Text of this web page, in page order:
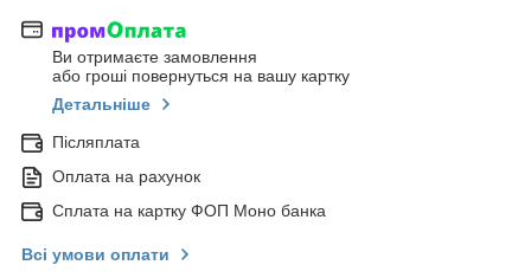
Ви отримаєте замовлення
або гроші повернуться на вашу картку
Детальніше
Післяплата
Оплата на рахунок
Сплата на картку ФОП Моно банка
Всі умови оплати